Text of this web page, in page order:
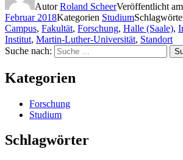
AutorRoland ScheerVeröffentlicht am
Februar 2018Kategorien Studium
Campus, Fakultät, Forschung, Halle (Saale),
Institut, Martin-Luther-Universität, Standort
Suche nach:
Kategorien
Forschung
Studium
Schlagwörter